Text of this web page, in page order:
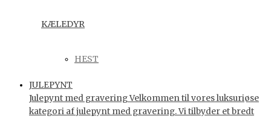
KÆLEDYR
HEST
JULEPYNT
Julepynt med gravering Velkommen til vores luksuriøse
kategori af julepynt med gravering. Vi tilbyder et bredt